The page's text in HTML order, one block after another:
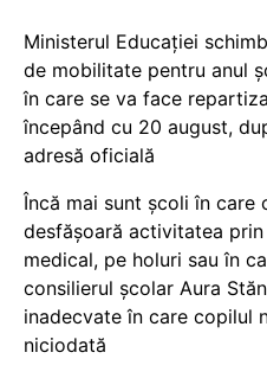
Ministerul Educației
de mobilitate pentru anul
în care se va face
începând cu 20 august,
adresă oficială
Încă mai sunt școli în care
desfășoară activitatea
medical, pe holuri sau în
consilierul școlar Aura
inadecvate în care copilul
niciodată